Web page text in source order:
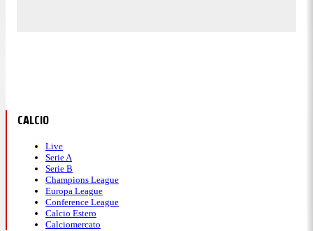
CALCIO
Live
Serie A
Serie B
Champions League
Europa League
Conference League
Calcio Estero
Calciomercato